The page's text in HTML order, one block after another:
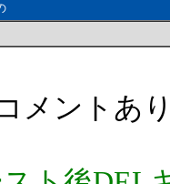
メントあ